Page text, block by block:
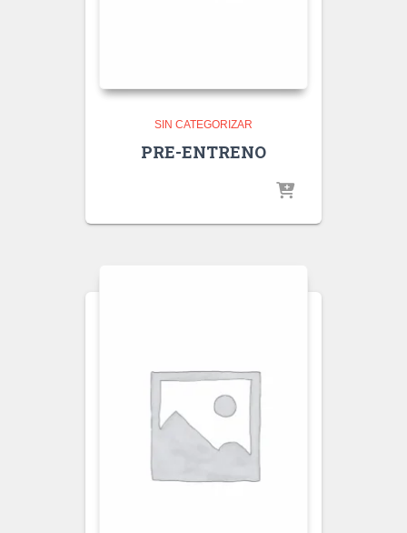
SIN CATEGORIZAR
PRE-ENTRENO